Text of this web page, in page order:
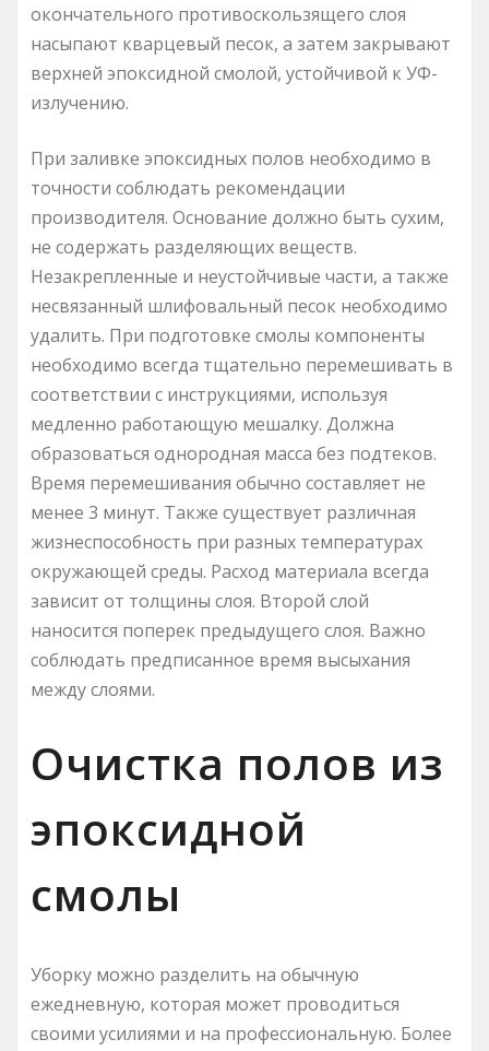
окончательного противоскользящего слоя
насыпают кварцевый песок, а затем закрывают
верхней эпоксидной смолой, устойчивой к УФ-
излучению.
При заливке эпоксидных полов необходимо в
точности соблюдать рекомендации
производителя. Основание должно быть сухим,
не содержать разделяющих веществ.
Незакрепленные и неустойчивые части, а также
несвязанный шлифовальный песок необходимо
удалить. При подготовке смолы компоненты
необходимо всегда тщательно перемешивать в
соответствии с инструкциями, используя
медленно работающую мешалку. Должна
образоваться однородная масса без подтеков.
Время перемешивания обычно составляет не
менее 3 минут. Также существует различная
жизнеспособность при разных температурах
окружающей среды. Расход материала всегда
зависит от толщины слоя. Второй слой
наносится поперек предыдущего слоя. Важно
соблюдать предписанное время высыхания
между слоями.
Очистка полов из
эпоксидной
смолы
Уборку можно разделить на обычную
ежедневную, которая может проводиться
своими усилиями и на профессиональную. Более